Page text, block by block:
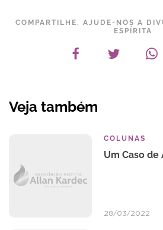
COMPARTILHE, AJUDE-NOS A
ESPÍRITA
Veja também
COLUNAS
Um Caso
28/03/2022